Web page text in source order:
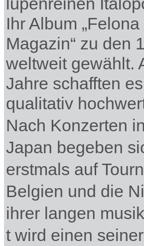
Ihr Album
Magazin“ zu den
weltweit gewählt.
Jahre schafften
qualitativ
Nach Konzerten
Japan begeben
erstmals auf
Belgien und die
ihrer langen
t wird einen